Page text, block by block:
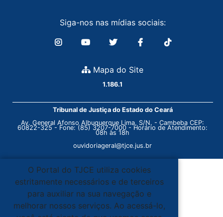
Siga-nos nas mídias sociais:
Mapa do Site
1.186.1
Tribunal de Justiça do Estado do Ceará
Av. General Afonso Albuquerque Lima, S/N. - Cambeba CEP:
60822-325 - Fone: (85) 3207-7000 - Horário de Atendimento:
08h às 18h
ouvidoriageral@tjce.jus.br
O Portal do TJCE utiliza cookies
estritamente necessários e de terceiros
para auxiliar na sua navegação e
melhorar nossos serviços. Ao acessá-lo,